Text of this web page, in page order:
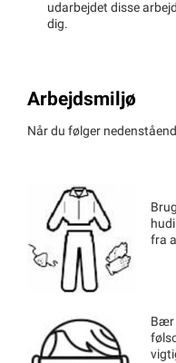
udarbejdet disse
dig.
Arbejdsmiljø
Når du følger
fra
Bær